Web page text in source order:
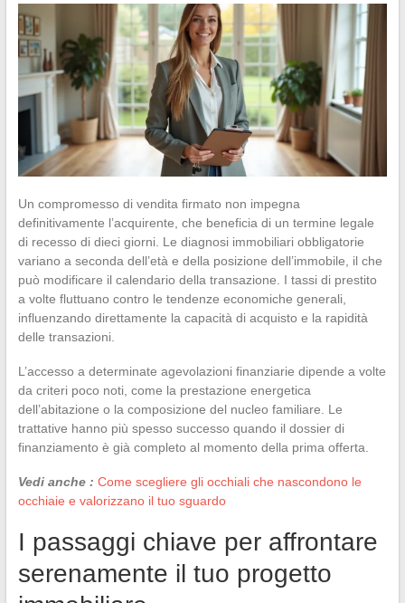
Un compromesso di vendita firmato non impegna
definitivamente l’acquirente, che beneficia di un termine legale
di recesso di dieci giorni. Le diagnosi immobiliari obbligatorie
variano a seconda dell’età e della posizione dell’immobile, il che
può modificare il calendario della transazione. I tassi di prestito
a volte fluttuano contro le tendenze economiche generali,
influenzando direttamente la capacità di acquisto e la rapidità
delle transazioni.
L’accesso a determinate agevolazioni finanziarie dipende a volte
da criteri poco noti, come la prestazione energetica
dell’abitazione o la composizione del nucleo familiare. Le
trattative hanno più spesso successo quando il dossier di
finanziamento è già completo al momento della prima offerta.
Vedi anche : Come scegliere gli occhiali che nascondono le
occhiaie e valorizzano il tuo sguardo
I passaggi chiave per affrontare
serenamente il tuo progetto